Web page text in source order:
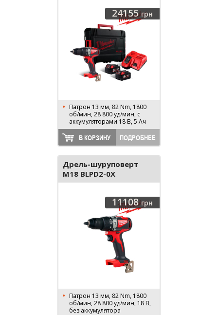
24155грн
Патрон 13 мм, 82 Nm, 1800
об/мин, 28 800 уд/мин, с
аккумуляторами 18 В, 5 Ач
В КОРЗИНУ ПОДРОБНЕЕ
Дрель-шуруповерт
M18 BLPD2-0X
4933464516
11108грн
Патрон 13 мм, 82 Nm, 1800
об/мин, 28 800 уд/мин, 18 В,
без аккумулятора